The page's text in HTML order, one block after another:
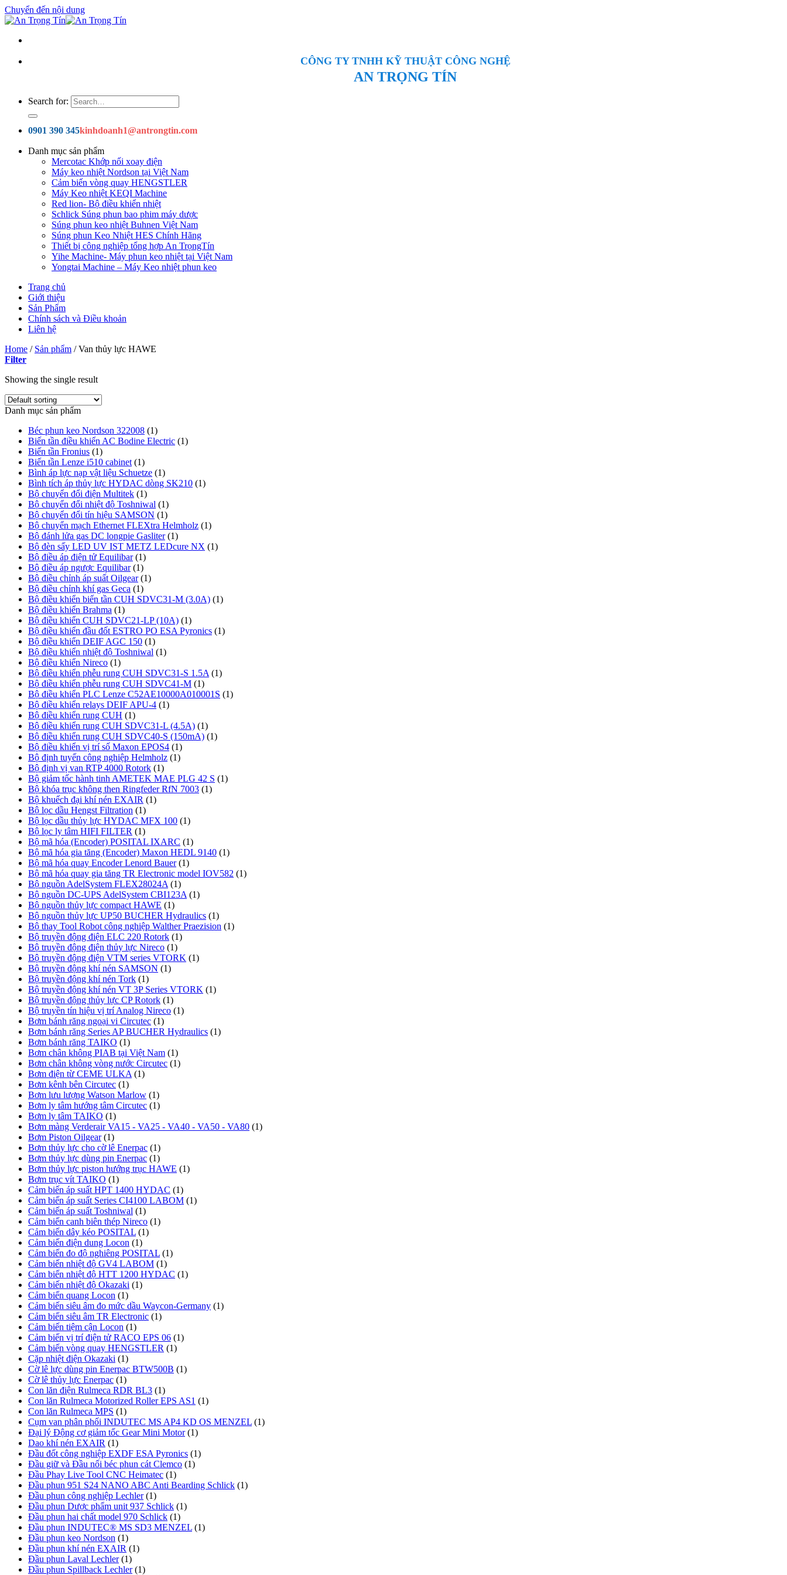
Chuyển đến nội dung
CÔNG TY TNHH KỸ THUẬT CÔNG NGHỆ
AN TRỌNG TÍN
Search for:
0901 390 345kinhdoanh1@antrongtin.com
Danh mục sản phẩm
Mercotac Khớp nối xoay điện
Máy keo nhiệt Nordson tại Việt Nam
Cảm biến vòng quay HENGSTLER
Máy Keo nhiệt KEQI Machine
Red lion- Bộ điều khiển nhiệt
Schlick Súng phun bao phim máy dược
Súng phun keo nhiệt Buhnen Việt Nam
Súng phun Keo Nhiệt HES Chính Hãng
Thiết bị công nghiệp tổng hợp An TrọngTín
Yihe Machine- Máy phun keo nhiệt tại Việt Nam
Yongtai Machine – Máy Keo nhiệt phun keo
Trang chủ
Giới thiệu
Sản Phẩm
Chính sách và Điều khoản
Liên hệ
Home / Sản phẩm /Van thủy lực HAWE
Filter
Showing the single result
Danh mục sản phẩm
Béc phun keo Nordson 322008 (1)
Biến tần điều khiển AC Bodine Electric (1)
Biến tần Fronius (1)
Biến tần Lenze i510 cabinet (1)
Bình áp lực nạp vật liệu Schuetze (1)
Bình tích áp thủy lực HYDAC dòng SK210 (1)
Bộ chuyển đổi điện Multitek (1)
Bộ chuyển đổi nhiệt độ Toshniwal (1)
Bộ chuyển đổi tín hiệu SAMSON (1)
Bộ chuyển mạch Ethernet FLEXtra Helmholz (1)
Bộ đánh lửa gas DC longpie Gasliter (1)
Bộ đèn sấy LED UV IST METZ LEDcure NX (1)
Bộ điều áp điện tử Equilibar (1)
Bộ điều áp ngược Equilibar (1)
Bộ điều chỉnh áp suất Oilgear (1)
Bộ điều chỉnh khí gas Geca (1)
Bộ điều khiển biến tần CUH SDVC31-M (3.0A) (1)
Bộ điều khiển Brahma (1)
Bộ điều khiển CUH SDVC21-LP (10A) (1)
Bộ điều khiển đầu đốt ESTRO PO ESA Pyronics (1)
Bộ điều khiển DEIF AGC 150 (1)
Bộ điều khiển nhiệt độ Toshniwal (1)
Bộ điều khiển Nireco (1)
Bộ điều khiển phễu rung CUH SDVC31-S 1.5A (1)
Bộ điều khiển phễu rung CUH SDVC41-M (1)
Bộ điều khiển PLC Lenze C52AE10000A010001S (1)
Bộ điều khiển relays DEIF APU-4 (1)
Bộ điều khiển rung CUH (1)
Bộ điều khiển rung CUH SDVC31-L (4.5A) (1)
Bộ điều khiển rung CUH SDVC40-S (150mA) (1)
Bộ điều khiển vị trí số Maxon EPOS4 (1)
Bộ định tuyến công nghiệp Helmholz (1)
Bộ định vị van RTP 4000 Rotork (1)
Bộ giảm tốc hành tinh AMETEK MAE PLG 42 S (1)
Bộ khóa trục không then Ringfeder RfN 7003 (1)
Bộ khuếch đại khí nén EXAIR (1)
Bộ lọc dầu Hengst Filtration (1)
Bộ lọc dầu thủy lực HYDAC MFX 100 (1)
Bộ lọc ly tâm HIFI FILTER (1)
Bộ mã hóa (Encoder) POSITAL IXARC (1)
Bộ mã hóa gia tăng (Encoder) Maxon HEDL 9140 (1)
Bộ mã hóa quay Encoder Lenord Bauer (1)
Bộ mã hóa quay gia tăng TR Electronic model IOV582 (1)
Bộ nguồn AdelSystem FLEX28024A (1)
Bộ nguồn DC-UPS AdelSystem CBI123A (1)
Bộ nguồn thủy lực compact HAWE (1)
Bộ nguồn thủy lực UP50 BUCHER Hydraulics (1)
Bộ thay Tool Robot công nghiệp Walther Praezision (1)
Bộ truyền động điện ELC 220 Rotork (1)
Bộ truyền động điện thủy lực Nireco (1)
Bộ truyền động điện VTM series VTORK (1)
Bộ truyền động khí nén SAMSON (1)
Bộ truyền động khí nén Tork (1)
Bộ truyền động khí nén VT 3P Series VTORK (1)
Bộ truyền động thủy lực CP Rotork (1)
Bộ truyền tín hiệu vị trí Analog Nireco (1)
Bơm bánh răng ngoại vi Circutec (1)
Bơm bánh răng Series AP BUCHER Hydraulics (1)
Bơm bánh răng TAIKO (1)
Bơm chân không PIAB tại Việt Nam (1)
Bơm chân không vòng nước Circutec (1)
Bơm điện từ CEME ULKA (1)
Bơm kênh bên Circutec (1)
Bơm lưu lượng Watson Marlow (1)
Bơm ly tâm hướng tâm Circutec (1)
Bơm ly tâm TAIKO (1)
Bơm màng Verderair VA15 - VA25 - VA40 - VA50 - VA80 (1)
Bơm Piston Oilgear (1)
Bơm thủy lực cho cờ lê Enerpac (1)
Bơm thủy lực dùng pin Enerpac (1)
Bơm thủy lực piston hướng trục HAWE (1)
Bơm trục vít TAIKO (1)
Cảm biến áp suất HPT 1400 HYDAC (1)
Cảm biến áp suất Series CI4100 LABOM (1)
Cảm biến áp suất Toshniwal (1)
Cảm biến canh biên thép Nireco (1)
Cảm biến dây kéo POSITAL (1)
Cảm biến điện dung Locon (1)
Cảm biến đo độ nghiêng POSITAL (1)
Cảm biến nhiệt độ GV4 LABOM (1)
Cảm biến nhiệt độ HTT 1200 HYDAC (1)
Cảm biến nhiệt độ Okazaki (1)
Cảm biến quang Locon (1)
Cảm biến siêu âm đo mức dầu Waycon-Germany (1)
Cảm biến siêu âm TR Electronic (1)
Cảm biến tiệm cận Locon (1)
Cảm biến vị trí điện tử RACO EPS 06 (1)
Cảm biến vòng quay HENGSTLER (1)
Cặp nhiệt điện Okazaki (1)
Cờ lê lực dùng pin Enerpac BTW500B (1)
Cờ lê thủy lực Enerpac (1)
Con lăn điện Rulmeca RDR BL3 (1)
Con lăn Rulmeca Motorized Roller EPS AS1 (1)
Con lăn Rulmeca MPS (1)
Cụm van phân phối INDUTEC MS AP4 KD OS MENZEL (1)
Đại lý Động cơ giảm tốc Gear Mini Motor (1)
Dao khí nén EXAIR (1)
Đầu đốt công nghiệp EXDF ESA Pyronics (1)
Đầu giữ và Đầu nối béc phun cát Clemco (1)
Đầu Phay Live Tool CNC Heimatec (1)
Đầu phun 951 S24 NANO ABC Anti Bearding Schlick (1)
Đầu phun công nghiệp Lechler (1)
Đầu phun Dược phẩm unit 937 Schlick (1)
Đầu phun hai chất model 970 Schlick (1)
Đầu phun INDUTEC® MS SD3 MENZEL (1)
Đầu phun keo Nordson (1)
Đầu phun khí nén EXAIR (1)
Đầu phun Laval Lechler (1)
Đầu phun Spillback Lechler (1)